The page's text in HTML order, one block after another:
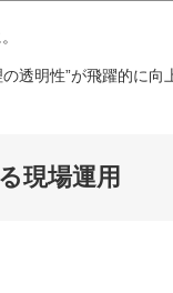
透明性”が飛躍的に向
現場運用